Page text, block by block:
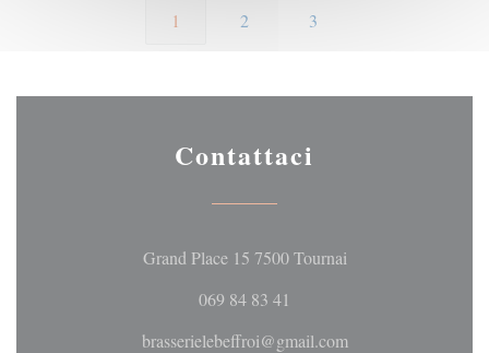
1 2 3
Contattaci
Grand Place 15 7500 Tournai((apre una nuova
069 84 83 41
brasserielebeffroi@gmail.com